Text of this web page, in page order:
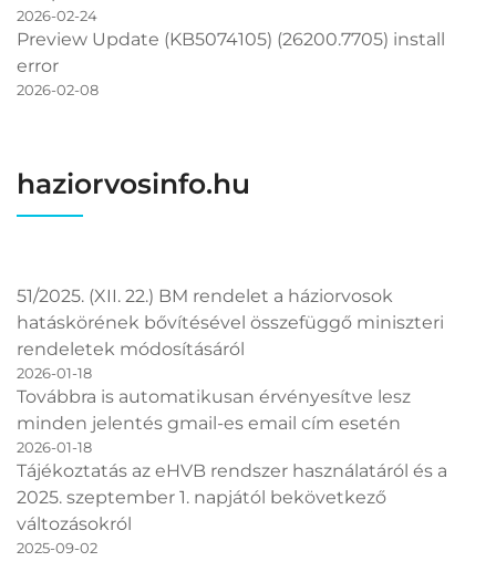
2026-02-24
Preview Update (KB5074105) (26200.7705) install
error
2026-02-08
haziorvosinfo.hu
51/2025. (XII. 22.) BM rendelet a háziorvosok
hatáskörének bővítésével összefüggő miniszteri
rendeletek módosításáról
2026-01-18
Továbbra is automatikusan érvényesítve lesz
minden jelentés gmail-es email cím esetén
2026-01-18
Tájékoztatás az eHVB rendszer használatáról és a
2025. szeptember 1. napjától bekövetkező
változásokról
2025-09-02